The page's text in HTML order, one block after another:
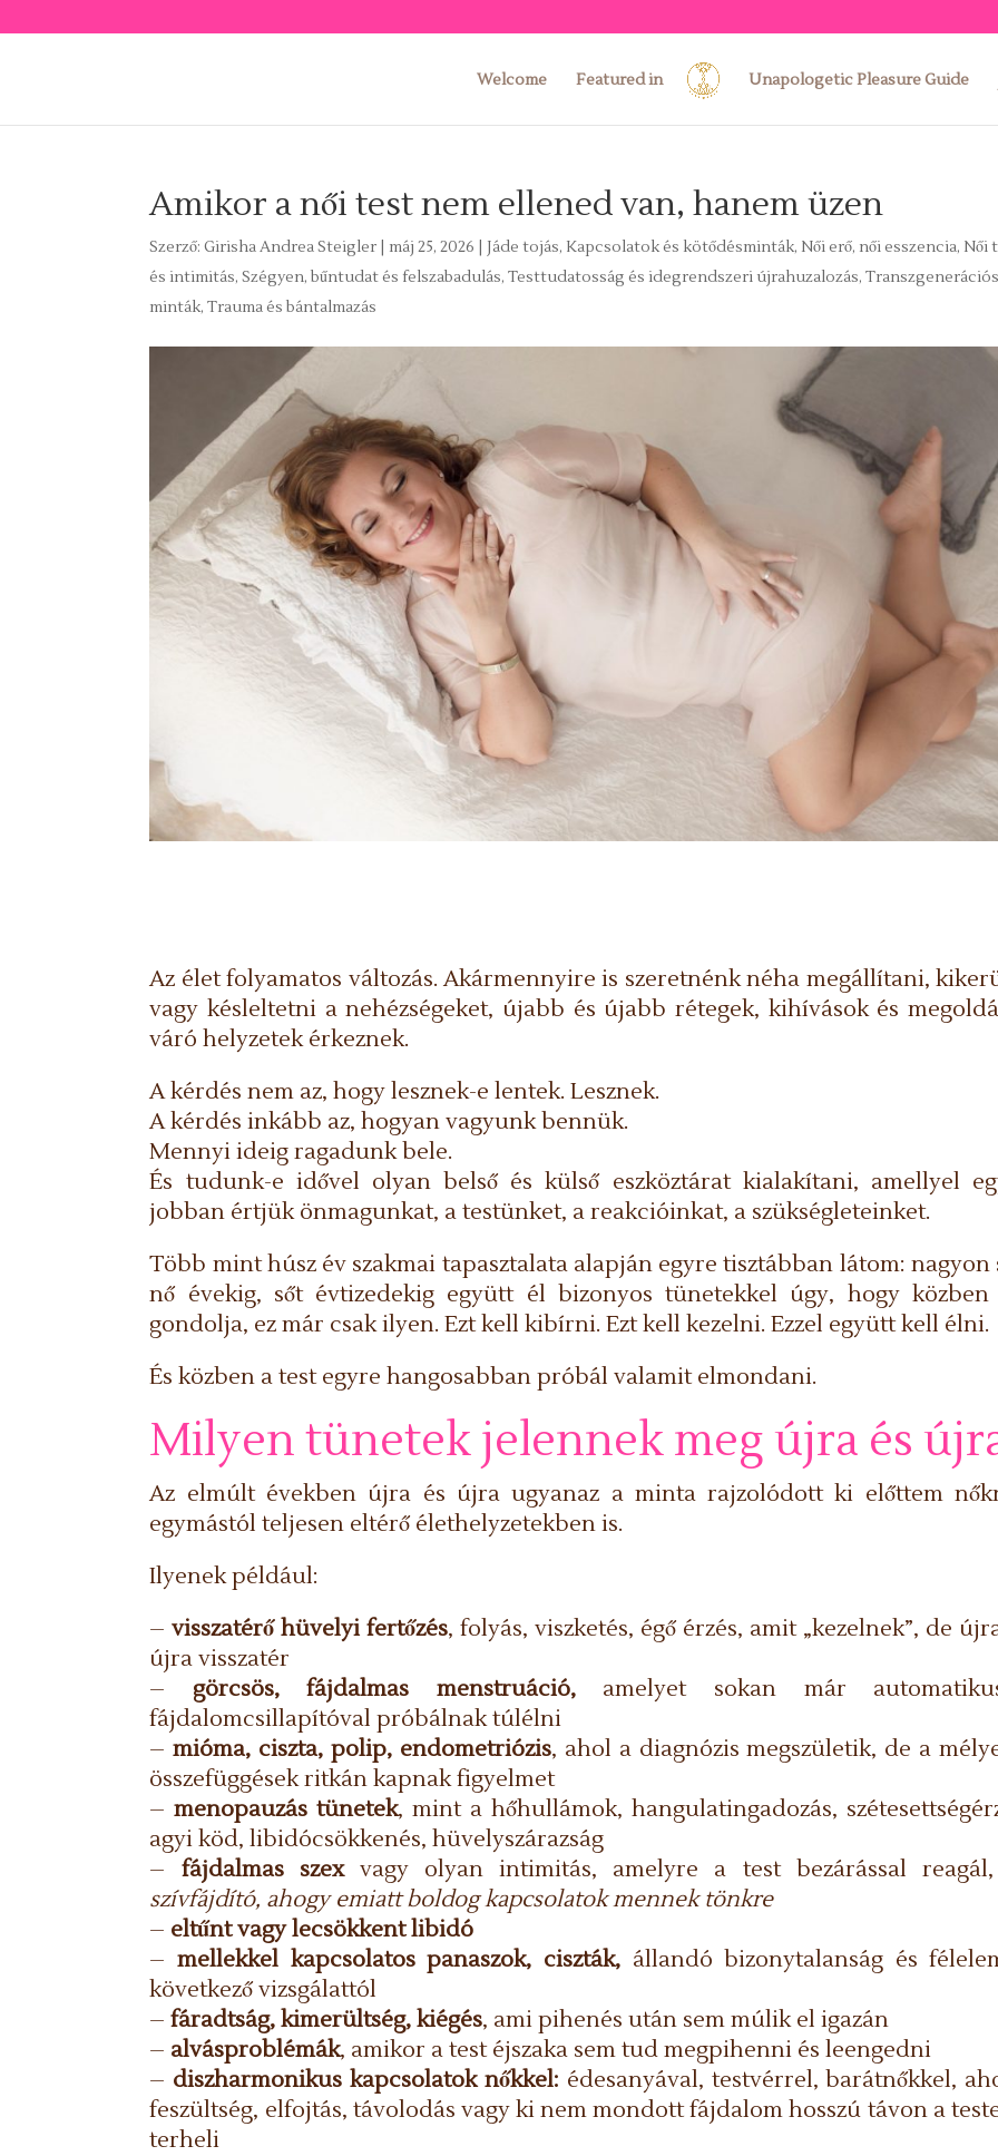
Welcome Featured in Unapologetic Pleasure Guide
Amikor a női test nem ellened van, hanem üzen
Szerző:Girisha Andrea Steigler máj 25, 2026 Jáde tojás, Kapcsolatok és kötődésminták, Női erő, női esszencia, Női
és intimitás,Szégyen, bűntudat és felszabadulás,Testtudatosság és idegrendszeri újrahuzalozás,
minták,Trauma és bántalmazás
Az élet folyamatos változás. Akármennyire is szeretnénk néha megállítani,
vagy késleltetni a nehézségeket, újabb és újabb rétegek, kihívások és
váró helyzetek érkeznek.
A kérdés nem az, hogy lesznek-e lentek. Lesznek.
A kérdés inkább az, hogyan vagyunk bennük.
Mennyi ideig ragadunk bele.
És tudunk-e idővel olyan belső és külső eszköztárat kialakítani, amellyel
jobban értjük önmagunkat, a testünket, a reakcióinkat, a szükségleteinket.
Több mint húsz év szakmai tapasztalata alapján egyre tisztábban látom: nagyon
nő évekig, sőt évtizedekig együtt él bizonyos tünetekkel úgy, hogy közben
gondolja, ez már csak ilyen. Ezt kell kibírni. Ezt kell kezelni. Ezzel együtt kell élni.
És közben a test egyre hangosabban próbál valamit elmondani.
Milyen tünetek jelennek meg újra és
Az elmúlt években újra és újra ugyanaz a minta rajzolódott ki előttem
egymástól teljesen eltérő élethelyzetekben is.
Ilyenek például:
– visszatérő hüvelyi fertőzés, folyás, viszketés, égő érzés, amit „kezelnek”, de
újra visszatér
– görcsös, fájdalmas menstruáció,amelyet sokan már
fájdalomcsillapítóval próbálnak túlélni
–mióma, ciszta, polip, endometriózis, ahol a diagnózis megszületik, de a
összefüggések ritkán kapnak figyelmet
–menopauzás tünetek, mint a hőhullámok, hangulatingadozás,
agyi köd, libidócsökkenés, hüvelyszárazság
– fájdalmas szexvagy olyan intimitás, amelyre a test bezárással
szívfájdító, ahogy emiatt boldog kapcsolatok mennek tönkre
– eltűnt vagy lecsökkent libidó
–mellekkel kapcsolatos panaszok, ciszták,állandó bizonytalanság és
következő vizsgálattól
–fáradtság, kimerültség, kiégés, ami pihenés után sem múlik el igazán
– alvásproblémák, amikor a test éjszaka sem tud megpihenni és leengedni
– diszharmonikus kapcsolatok nőkkel: édesanyával, testvérrel, barátnőkkel,
feszültség, elfojtás, távolodás vagy ki nem mondott fájdalom hosszú távon a
terheli